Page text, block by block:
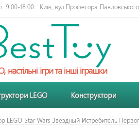
9:00-18:00 Київ, вул.Професора
настільні ігри та інші іграшки
LEGO Конструктори
LEGO Star Wars Звездный Истребитель